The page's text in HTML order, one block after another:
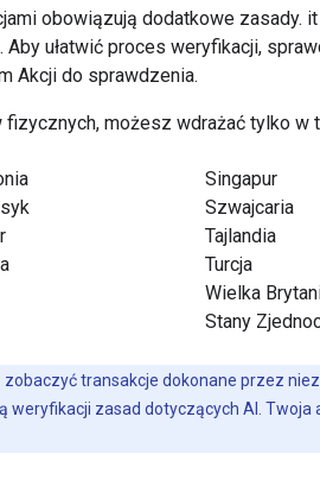
obowiązują dodatkowe zasady.
Aby ułatwić proces weryfikacji,
Akcji do sprawdzenia.
fizycznych, możesz wdrażać tylko w
Singapur
Szwajcaria
Tajlandia
Turcja
Wielka
Stany
transakcje dokonane przez
weryfikacji zasad dotyczących AI.